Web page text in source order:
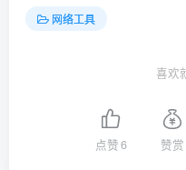
网络工具
喜欢
点赞6 赞赏